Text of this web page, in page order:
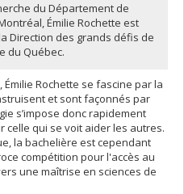
du Département de
Émilie Rochette est
Direction des grands défis de
du Québec.
Rochette se fascine par la
et sont façonnés par
s’impose donc rapidement
celle qui se voit aider les autres.
la bachelière est cependant
compétition pour l'accès au
une maîtrise en sciences de